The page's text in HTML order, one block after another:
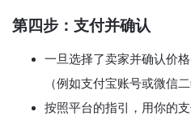
第四步：支付并确认
一旦选择了卖家并确认价
（例如支付宝账号或微信二
按照平台的指引，用你的